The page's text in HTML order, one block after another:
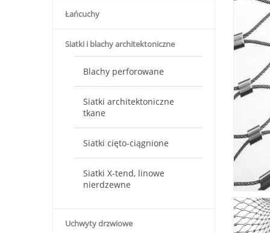
Łańcuchy
Siatki i blachy architektoniczne
Blachy perforowane
Siatki architektoniczne
tkane
Siatki cięto-ciągnione
Siatki X-tend, linowe
nierdzewne
Uchwyty drzwiowe